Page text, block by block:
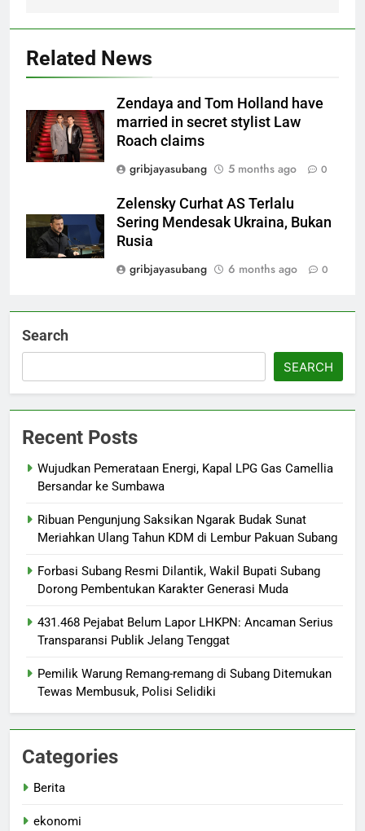
Related News
Zendaya and Tom Holland have
married in secret stylist Law
Roach claims
gribjayasubang
5 months ago 0
Zelensky Curhat AS Terlalu
Sering Mendesak Ukraina, Bukan
Rusia
gribjayasubang
6 months ago 0
Search
SEARCH
Recent Posts
Wujudkan Pemerataan Energi, Kapal LPG Gas Camellia
Bersandar ke Sumbawa
Ribuan Pengunjung Saksikan Ngarak Budak Sunat
Meriahkan Ulang Tahun KDM di Lembur Pakuan Subang
‎Forbasi Subang Resmi Dilantik, Wakil Bupati Subang
Dorong Pembentukan Karakter Generasi Muda
431.468 Pejabat Belum Lapor LHKPN: Ancaman Serius
Transparansi Publik Jelang Tenggat
Pemilik Warung Remang-remang di Subang Ditemukan
Tewas Membusuk, Polisi Selidiki
Categories
Berita
ekonomi